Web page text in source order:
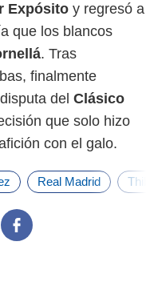
Expósito y regresó a
que los blancos
. Tras
finalmente
del Clásico
que solo hizo
con el galo.
Real Madrid